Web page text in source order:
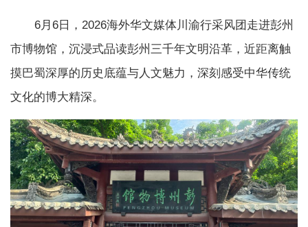
6月6日，2026海外华文媒体川渝行采风团走进彭州
市博物馆，沉浸式品读彭州三千年文明沿革，近距离触
摸巴蜀深厚的历史底蕴与人文魅力，深刻感受中华传统
文化的博大精深。